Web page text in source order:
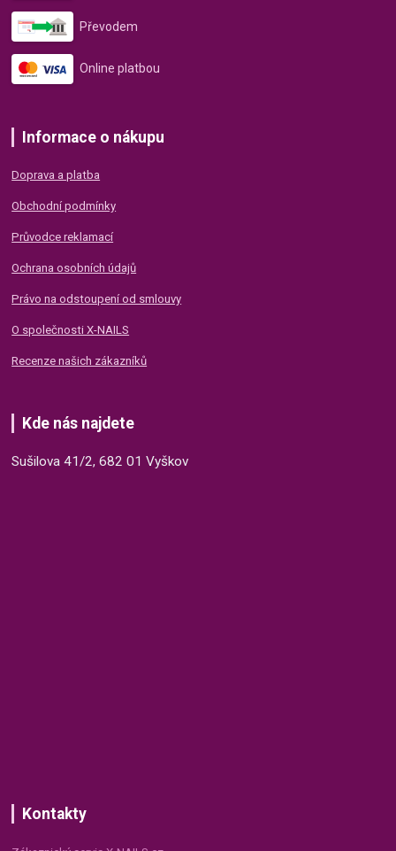
Převodem
Online platbou
Informace o nákupu
Doprava a platba
Obchodní podmínky
Průvodce reklamací
Ochrana osobních údajů
Právo na odstoupení od smlouvy
O společnosti X-NAILS
Recenze našich zákazníků
Kde nás najdete
Sušilova 41/2, 682 01 Vyškov
Kontakty